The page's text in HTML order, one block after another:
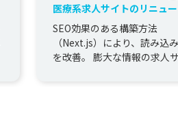
医療系求人サイトのリニュ
SEO効果のある構築方法
（Next.js）により、読み込
を改善。 膨大な情報の求人
が可能になり、使い勝手の良